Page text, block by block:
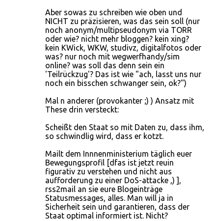
Aber sowas zu schreiben wie oben und
NICHT zu präzisieren, was das sein soll (nur
noch anonym/multipseudonym via TORR
oder wie? nicht mehr bloggen? kein xing?
kein KWick, WKW, studivz, digitalfotos oder
was? nur noch mit wegwerfhandy/sim
online? was soll das denn sein ein
'Teilrückzug'? Das ist wie "ach, lasst uns nur
noch ein bisschen schwanger sein, ok?")
Mal n anderer (provokanter ;) ) Ansatz mit
These drin versteckt:
Scheißt den Staat so mit Daten zu, dass ihm,
so schwindlig wird, dass er kotzt.
Mailt dem Innnenministerium täglich euer
Bewegungsprofil [dfas ist jetzt reuin
figurativ zu verstehen und nicht aus
aufforderung zu einer DoS-attacke ,) ],
rss2mail an sie eure Blogeinträge
Statusmessages, alles. Man will ja in
Sicherheit sein und garantieren, dass der
Staat optimal informiert ist. Nicht?